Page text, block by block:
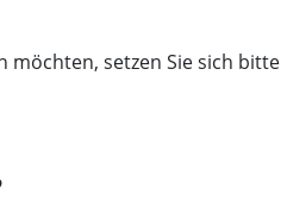
möchten, setzen Sie sich bitte